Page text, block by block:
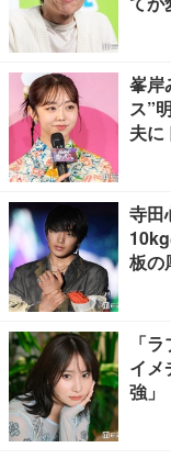
峯岸
ス”
夫に
寺田
板の
「
イメ
強」